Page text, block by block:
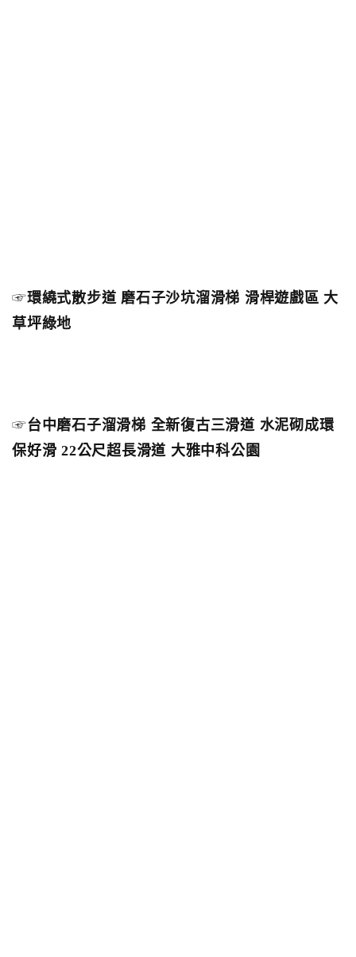
☞環繞式散步道 磨石子沙坑溜滑梯 滑桿遊戲區 大
草坪綠地
☞台中磨石子溜滑梯 全新復古三滑道 水泥砌成環
保好滑 22公尺超長滑道 大雅中科公園